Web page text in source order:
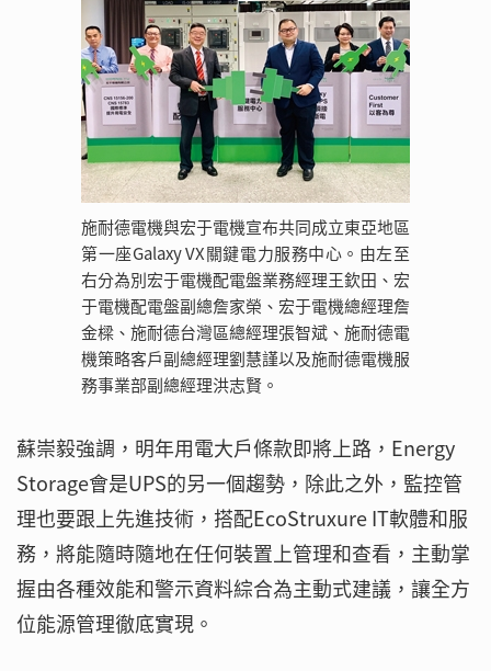
施耐德電機與宏于電機宣布共同成立東亞地區
第一座Galaxy VX關鍵電力服務中心。由左至
右分為別宏于電機配電盤業務經理王欽田、宏
于電機配電盤副總詹家榮、宏于電機總經理詹
金樑、施耐德台灣區總經理張智斌、施耐德電
機策略客戶副總經理劉慧謹以及施耐德電機服
務事業部副總經理洪志賢。
蘇崇毅強調，明年用電大戶條款即將上路，Energy
Storage會是UPS的另一個趨勢，除此之外，監控管
理也要跟上先進技術，搭配EcoStruxure IT軟體和服
務，將能隨時隨地在任何裝置上管理和查看，主動掌
握由各種效能和警示資料綜合為主動式建議，讓全方
位能源管理徹底實現。